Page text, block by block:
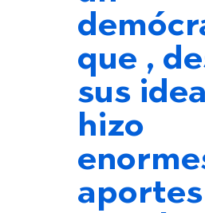
que ,
sus
hizo
aportes